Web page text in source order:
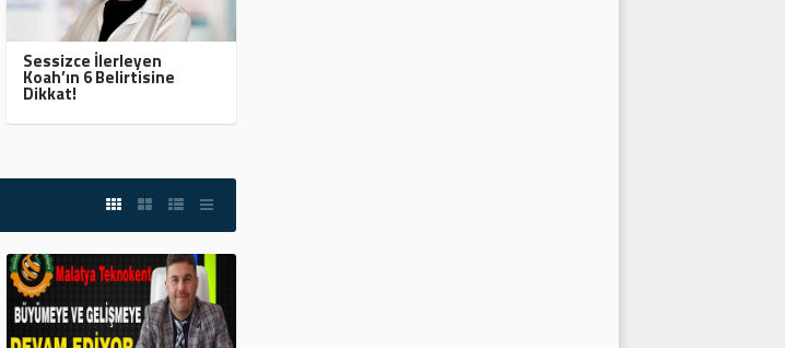
Sessizce İlerleyen
Koah’ın 6 Belirtisine
Dikkat!